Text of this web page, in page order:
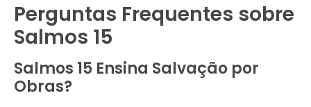
Perguntas Frequentes sobre
Salmos 15
Salmos 15 Ensina Salvação por
Obras?